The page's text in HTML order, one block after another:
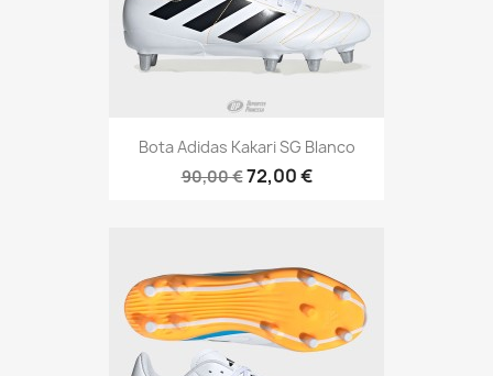
Bota Adidas Kakari SG Blanco
90,00 €72,00 €